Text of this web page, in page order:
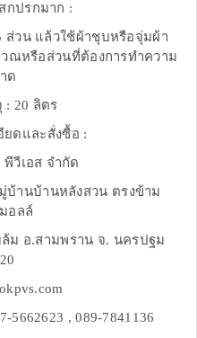
กปรกมาก :
ส่วน แล้วใช้ผ้าชุบหรือจุ่มผ้า
ณหรือส่วนที่ต้องการทำความ
ด
: 20 ลิตร
ยดและสั่งซื้อ :
วีเอส จำกัด
บ้านบ้านหลังสวน ตรงข้าม
อลล์
ม อ.สามพราน จ. นครปฐม
5662623 , 089-7841136